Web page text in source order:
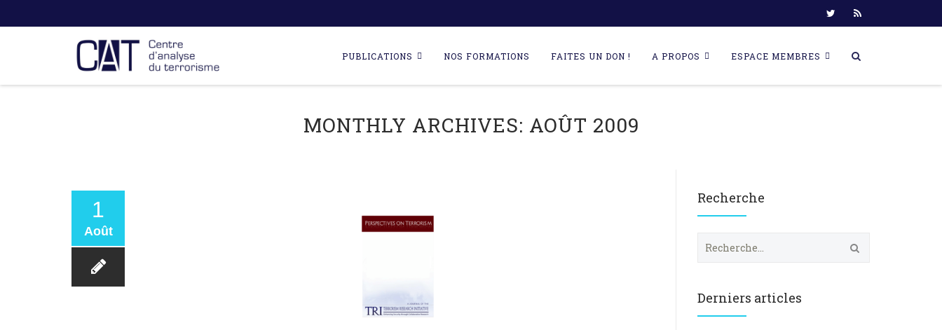
content
PUBLICATIONS NOS FORMATIONS FAITES UN DON ! A PROPOS ESPACE MEMBRES
MONTHLY ARCHIVES: AOÛT 2009
1
Août
Recherche
e
Derniers articles